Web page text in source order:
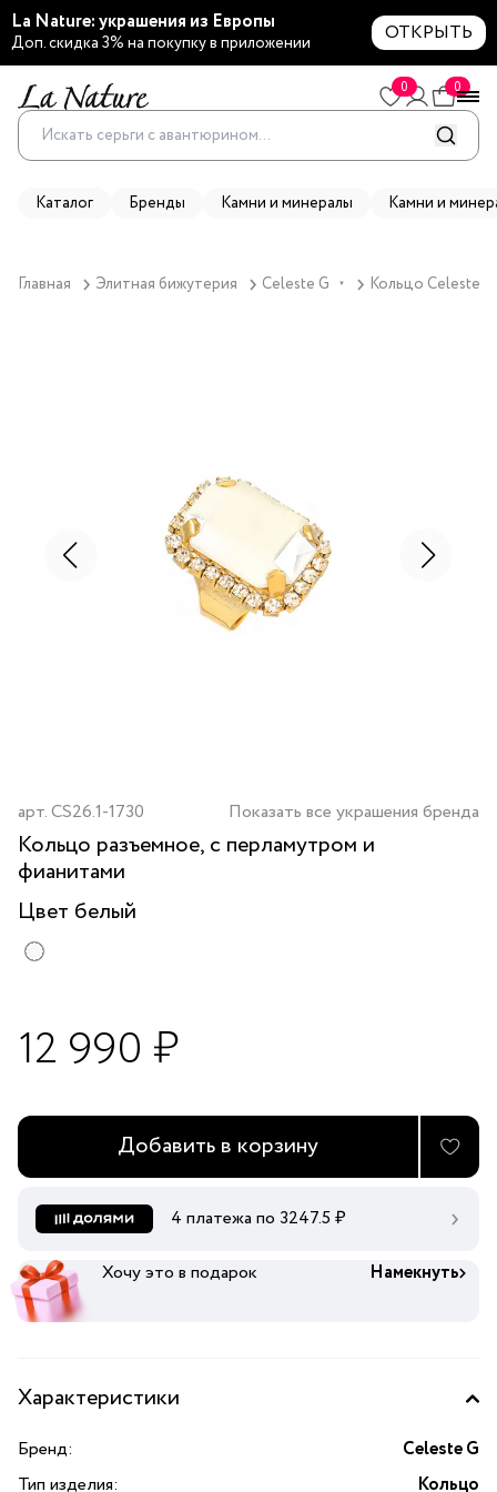
La Nature: украшения из Европы
Доп. скидка 3% на покупку в приложении ОТКРЫТЬ
0 0
Каталог Бренды Камни и минералы Камни и
Главная Элитная бижутерия Celeste G ▼ Кольцо Celeste
арт.CS26.1-1730 Показать все украшения бренда
Кольцо разъемное, с перламутром и
фианитами
Цвет белый
12 990 ₽
Добавить в корзину
4 платежа по 3247.5 ₽
Хочу это в подарок Намекнуть
Характеристики
Бренд:
Celeste G
Тип изделия:
Кольцо